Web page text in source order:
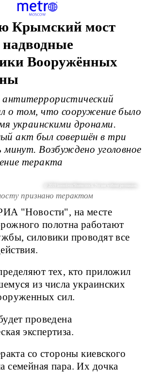
Крымский мост
надводные
Вооружённых
о том, что сооружение было
украинскими дронами.
акт был совершён в три
минут. Возбуждено уголовное
теракта
@ 2019 komokvm/Shutterstock. No use without permission.
признано терактом
"Новости", на месте
полотна работают
силовики проводят все
тех, кто приложил
из числа украинских
сил.
проведена
экспертиза.
со стороны киевского
семейная пара. Их дочка